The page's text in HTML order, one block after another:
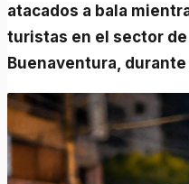
atacados a bala
turistas en el sector de
Buenaventura,